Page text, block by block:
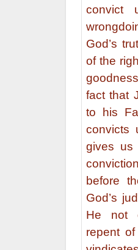
convict
God’s
of the
fact that
to his
convicts
gives us
before
God’s
He not
repent